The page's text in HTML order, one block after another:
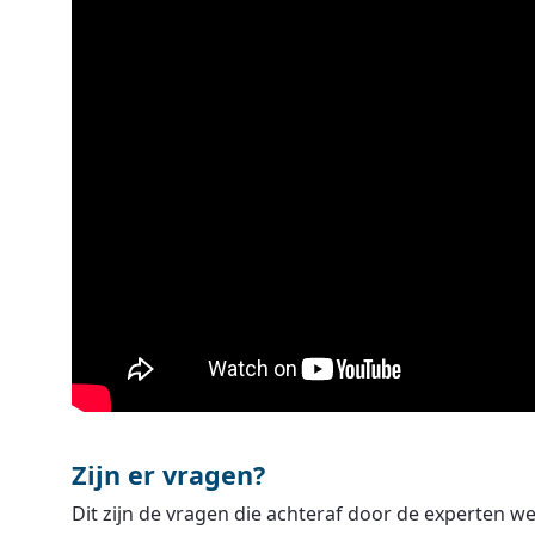
Zijn er vragen?
Dit zijn de vragen die achteraf door de experten